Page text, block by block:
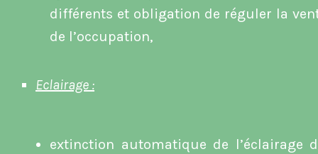
différents et obligation de réguler la
de l’occupation,
Eclairage :
extinction automatique de l’éclairage